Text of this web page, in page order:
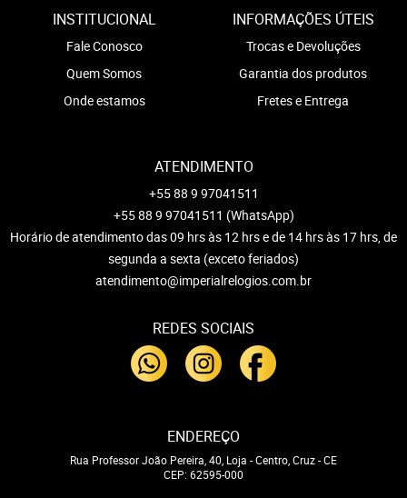
INSTITUCIONAL
Fale Conosco
Quem Somos
Onde estamos
INFORMAÇÕES ÚTEIS
Trocas e Devoluções
Garantia dos produtos
Fretes e Entrega
ATENDIMENTO
+55 88 9 97041511
+55 88 9 97041511 (WhatsApp)
Horário de atendimento das 09 hrs às 12 hrs e de 14 hrs às 17 hrs, de
segunda a sexta (exceto feriados)
atendimento@imperialrelogios.com.br
REDES SOCIAIS
ENDEREÇO
Rua Professor João Pereira, 40, Loja -Centro, Cruz-CE
CEP: 62595-000